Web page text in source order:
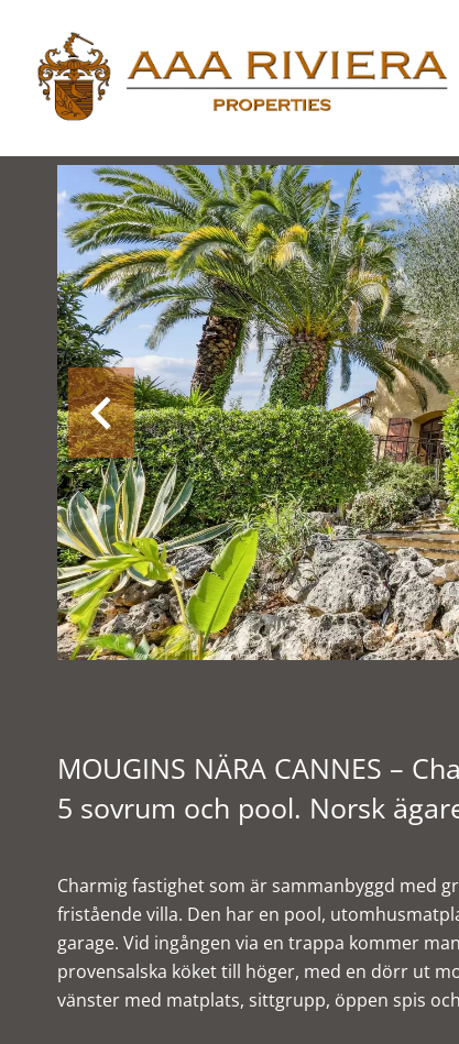
MOUGINS NÄRA CANNES –
5 sovrum och pool. Norsk
Charmig fastighet som är sammanbyggd med
fristående villa. Den har en pool,
garage. Vid ingången via en trappa kommer
provensalska köket till höger, med en dörr ut
vänster med matplats, sittgrupp, öppen spis